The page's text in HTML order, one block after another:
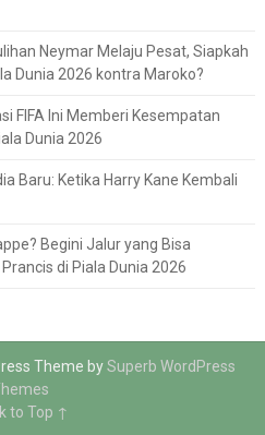
Neymar Melaju Pesat, Siapkah
Dunia 2026 kontra Maroko?
FIFA Ini Memberi Kesempatan
Dunia 2026
Baru: Ketika Harry Kane Kembali
Begini Jalur yang Bisa
di Piala Dunia 2026
Theme bySuperb WordPress
to Top ↑